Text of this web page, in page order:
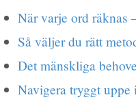
När varje ord räknas
Så väljer du rätt
Det mänskliga
Navigera tryggt uppe